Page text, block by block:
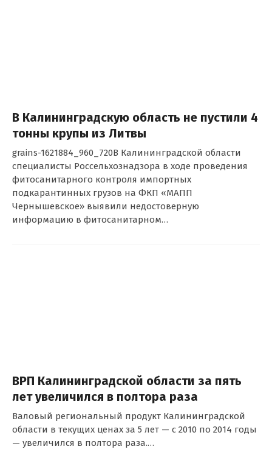
В Калининградскую область не пустили 4
тонны крупы из Литвы
grains-1621884_960_720В Калининградской области
специалисты Россельхознадзора в ходе проведения
фитосанитарного контроля импортных
подкарантинных грузов на ФКП «МАПП
Чернышевское» выявили недостоверную
информацию в фитосанитарном…
ВРП Калининградской области за пять
лет увеличился в полтора раза
Валовый региональный продукт Калининградской
области в текущих ценах за 5 лет — с 2010 по 2014 годы
— увеличился в полтора раза.…